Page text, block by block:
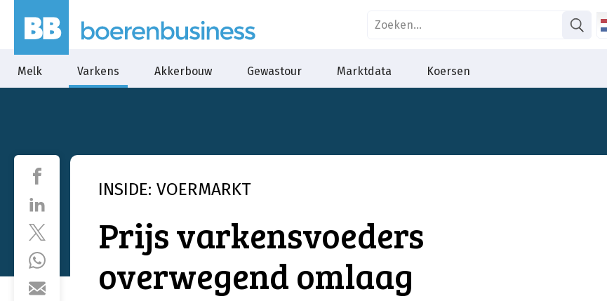
Melk Varkens Akkerbouw Gewastour Marktdata Koersen
INSIDE: VOERMARKT
Prijs varkensvoeders
overwegend omlaag